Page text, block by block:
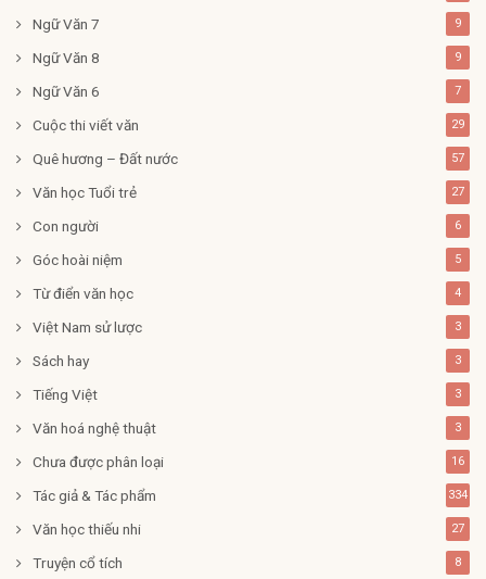
Ngữ Văn 7 9
Ngữ Văn 8 9
Ngữ Văn 6 7
Cuộc thi viết văn 29
Quê hương – Đất nước 57
Văn học Tuổi trẻ 27
Con người 6
Góc hoài niệm 5
Từ điển văn học 4
Việt Nam sử lược 3
Sách hay 3
Tiếng Việt 3
Văn hoá nghệ thuật 3
Chưa được phân loại 16
Tác giả & Tác phẩm 334
Văn học thiếu nhi 27
Truyện cổ tích 8